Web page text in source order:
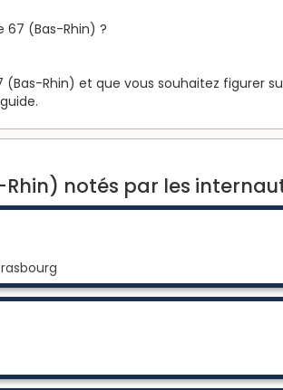
67 (Bas-Rhin) ?
Rhin) et que vous souhaitez figurer
notés par les